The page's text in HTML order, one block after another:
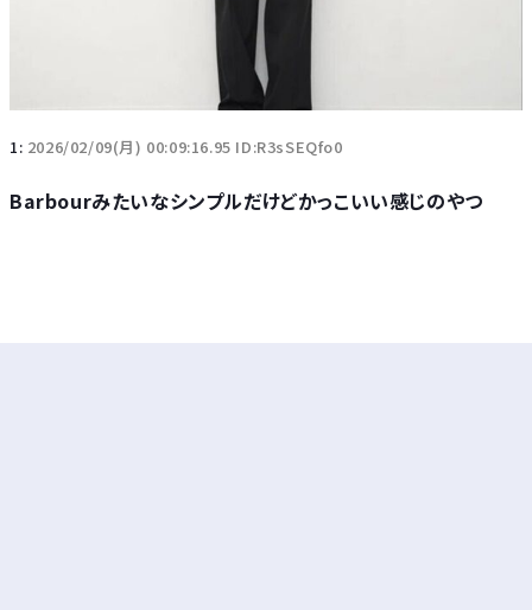
1: 2026/02/09(月) 00:09:16.95 ID:R3sSEQfo0
Barbourみたいなシンプルだけどかっこいい感じのやつ